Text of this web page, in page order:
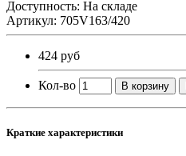
Доступность: На складе
Артикул: 705V163/420
424 руб
Кол-во В корзину
Краткие характеристики